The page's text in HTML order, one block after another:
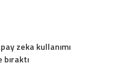
zeka kullanımı